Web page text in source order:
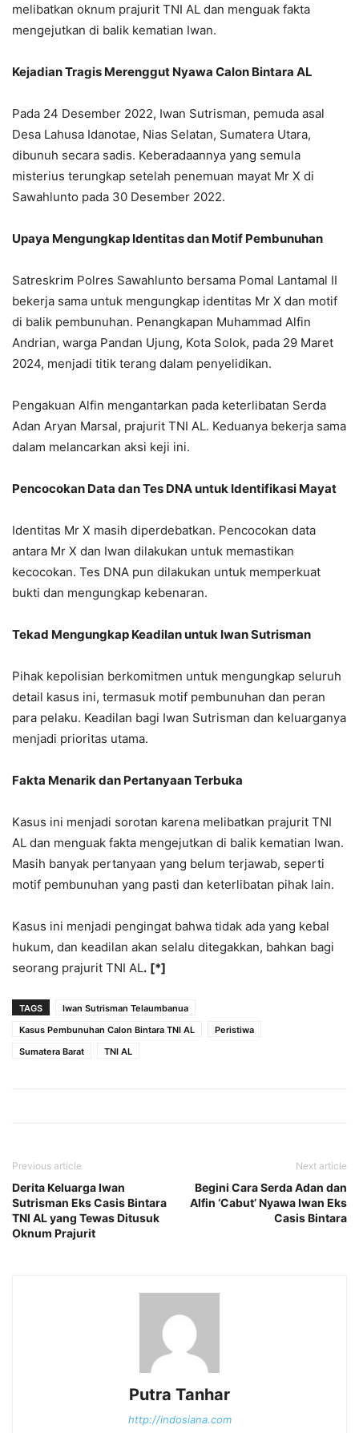
melibatkan oknum prajurit TNI AL dan menguak fakta
mengejutkan di balik kematian Iwan.
Kejadian Tragis Merenggut Nyawa Calon Bintara AL
Pada 24 Desember 2022, Iwan Sutrisman, pemuda asal
Desa Lahusa Idanotae, Nias Selatan, Sumatera Utara,
dibunuh secara sadis. Keberadaannya yang semula
misterius terungkap setelah penemuan mayat Mr X di
Sawahlunto pada 30 Desember 2022.
Upaya Mengungkap Identitas dan Motif Pembunuhan
Satreskrim Polres Sawahlunto bersama Pomal Lantamal II
bekerja sama untuk mengungkap identitas Mr X dan motif
di balik pembunuhan. Penangkapan Muhammad Alfin
Andrian, warga Pandan Ujung, Kota Solok, pada 29 Maret
2024, menjadi titik terang dalam penyelidikan.
Pengakuan Alfin mengantarkan pada keterlibatan Serda
Adan Aryan Marsal, prajurit TNI AL. Keduanya bekerja sama
dalam melancarkan aksi keji ini.
Pencocokan Data dan Tes DNA untuk Identifikasi Mayat
Identitas Mr X masih diperdebatkan. Pencocokan data
antara Mr X dan Iwan dilakukan untuk memastikan
kecocokan. Tes DNA pun dilakukan untuk memperkuat
bukti dan mengungkap kebenaran.
Tekad Mengungkap Keadilan untuk Iwan Sutrisman
Pihak kepolisian berkomitmen untuk mengungkap seluruh
detail kasus ini, termasuk motif pembunuhan dan peran
para pelaku. Keadilan bagi Iwan Sutrisman dan keluarganya
menjadi prioritas utama.
Fakta Menarik dan Pertanyaan Terbuka
Kasus ini menjadi sorotan karena melibatkan prajurit TNI
AL dan menguak fakta mengejutkan di balik kematian Iwan.
Masih banyak pertanyaan yang belum terjawab, seperti
motif pembunuhan yang pasti dan keterlibatan pihak lain.
Kasus ini menjadi pengingat bahwa tidak ada yang kebal
hukum, dan keadilan akan selalu ditegakkan, bahkan bagi
seorang prajurit TNI AL. [*]
TAGS
Iwan Sutrisman Telaumbanua
Kasus Pembunuhan Calon Bintara TNI AL
Peristiwa
Sumatera Barat
TNI AL
Previous article
Derita Keluarga Iwan
Sutrisman Eks Casis Bintara
TNI AL yang Tewas Ditusuk
Oknum Prajurit
Next article
Begini Cara Serda Adan dan
Alfin ‘Cabut’ Nyawa Iwan Eks
Casis Bintara
Putra Tanhar
http://indosiana.com